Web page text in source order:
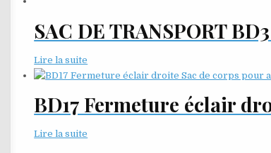
SAC DE TRANSPORT
Lire la suite
BD17 Fermeture éclair
Lire la suite